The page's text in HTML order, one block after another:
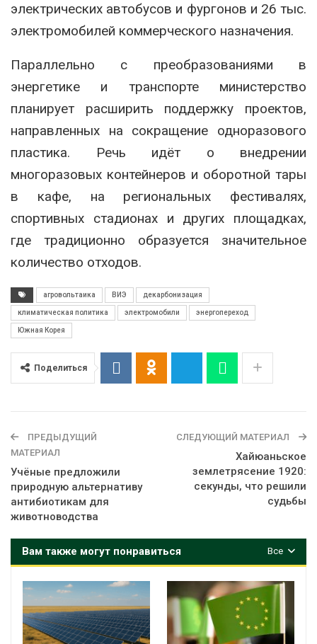
электрических автобусов и фургонов и 26 тыс.
электромобилей коммерческого назначения.
Параллельно с преобразованиями в
энергетике и транспорте министерство
планирует расширить поддержку проектов,
направленных на сокращение одноразового
пластика. Речь идёт о внедрении
многоразовых контейнеров и оборотной тары
в кафе, на региональных фестивалях,
спортивных стадионах и других площадках,
где традиционно образуется значительное
количество отходов.
агровольтаика ВИЭ декарбонизация
климатическая политика электромобили энергопереход
Южная Корея
Поделиться
ПРЕДЫДУЩИЙ
МАТЕРИАЛ
Учёные предложили
природную альтернативу
антибиотикам для
животноводства
СЛЕДУЮЩИЙ МАТЕРИАЛ
Хайюаньское
землетрясение 1920:
секунды, что решили
судьбы
Все
Вам также могут понравиться